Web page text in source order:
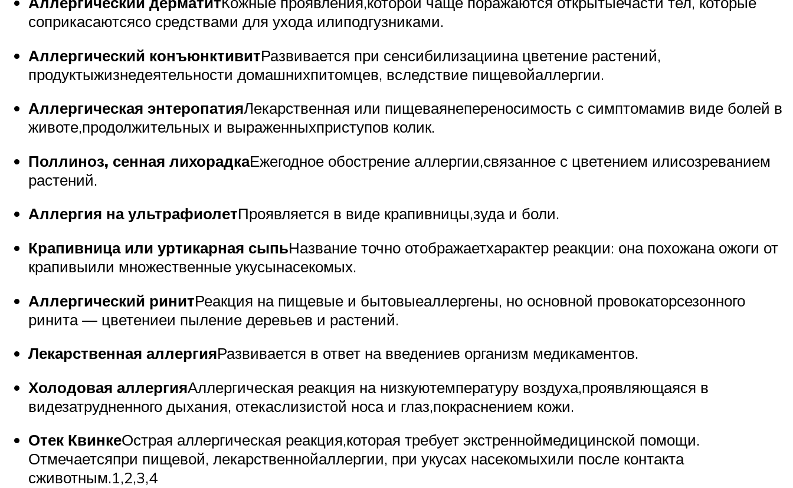
соприкасаютсясо средствами для ухода илиподгузниками.
Аллергический конъюнктивитРазвивается при сенсибилизациина цветение растений,
продуктыжизнедеятельности домашнихпитомцев, вследствие пищевойаллергии.
Аллергическая энтеропатияЛекарственная или пищеваянепереносимость с симптомамив виде болей в
животе,продолжительных и выраженныхприступов колик.
Поллиноз, сенная лихорадкаЕжегодное обострение аллергии,связанное с цветением илисозреванием
растений.
Аллергия на ультрафиолетПроявляется в виде крапивницы,зуда и боли.
Крапивница или уртикарная сыпьНазвание точно отображаетхарактер реакции: она похожана ожоги от
крапивыили множественные укусынасекомых.
Аллергический ринитРеакция на пищевые и бытовыеаллергены, но основной провокаторсезонного
ринита — цветениеи пыление деревьев и растений.
Лекарственная аллергияРазвивается в ответ на введениев организм медикаментов.
Холодовая аллергияАллергическая реакция на низкуютемпературу воздуха,проявляющаяся в
видезатрудненного дыхания, отекаслизистой носа и глаз,покраснением кожи.
Отек КвинкеОстрая аллергическая реакция,которая требует экстренноймедицинской помощи.
Отмечаетсяпри пищевой, лекарственнойаллергии, при укусах насекомыхили после контакта
сживотным.1,2,3,4